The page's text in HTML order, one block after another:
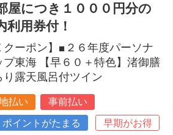
屋につき１０００円分の
利用券付！
クーポン】■２６年度パーソナ
プ東海 【早６０＋特色】渚御膳
り露天風呂付ツイン
払い
事前払い
ポイントがたまる
早期がお得